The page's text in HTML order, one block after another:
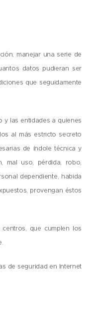
manejar una serie de
datos pudieran ser
que seguidamente
y las entidades a quienes
al más estricto secreto
de índole técnica y
mal uso, pérdida, robo,
dependiente, habida
provengan éstos
que cumplen los
de seguridad en Internet